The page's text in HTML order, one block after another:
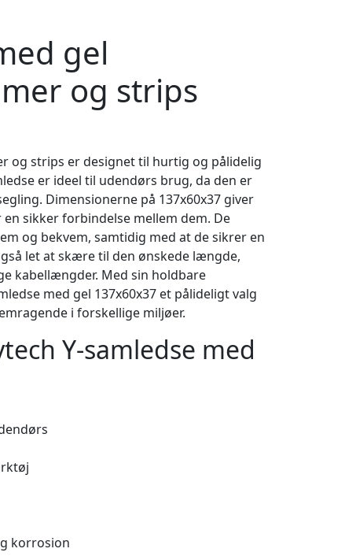
gel
og strips
og strips er designet til hurtig og pålidelig
er ideel til udendørs brug, da den er
Dimensionerne på 137x60x37 giver
sikker forbindelse mellem dem. De
og bekvem, samtidig med at de sikrer en
let at skære til den ønskede længde,
kabellængder. Med sin holdbare
med gel 137x60x37 et pålideligt valg
i forskellige miljøer.
Y-samledse med
korrosion